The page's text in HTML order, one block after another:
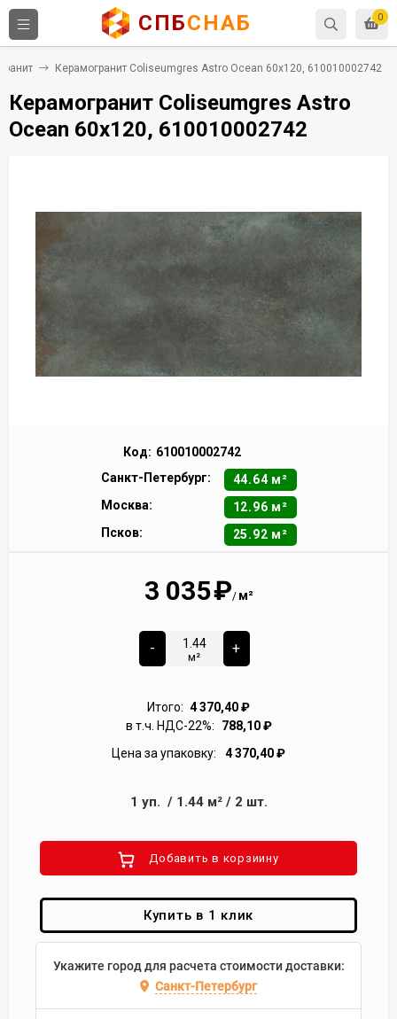
0
СПБСНАБ
Керамогранит Coliseumgres Astro Ocean 60x120, 610010002742
Керамогранит Coliseumgres Astro
Ocean 60x120, 610010002742
Код: 610010002742
Санкт-Петербург:
44.64 м²
Москва:
12.96 м²
Псков:
25.92 м²
3 035₽/ м²
-
м²
+
Итого: 4 370,40₽
в т.ч. НДС-22%:
788,10₽
Цена за упаковку:
4 370,40₽
1 уп. / 1.44м²/ 2 шт.
Добавить в корзиину
Купить в 1 клик
Укажите город для расчета стоимости доставки:
Санкт-Петербург